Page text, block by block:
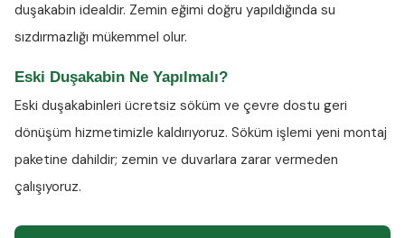
duşakabin idealdir. Zemin eğimi doğru yapıldığında su
sızdırmazlığı mükemmel olur.
Eski Duşakabin Ne Yapılmalı?
Eski duşakabinleri ücretsiz söküm ve çevre dostu geri
dönüşüm hizmetimizle kaldırıyoruz. Söküm işlemi yeni montaj
paketine dahildir; zemin ve duvarlara zarar vermeden
çalışıyoruz.